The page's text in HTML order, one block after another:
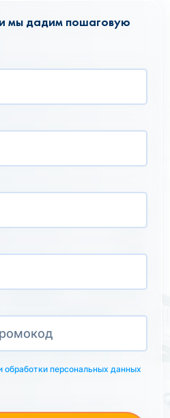
мы дадим пошаговую
обработки персональных данных